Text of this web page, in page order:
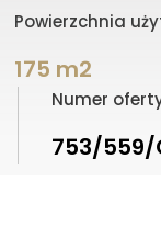
Powierzchnia
175 m2
Numer
753/559/